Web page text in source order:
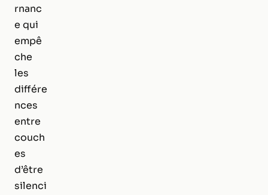
rnanc
e qui
empê
che
les
différe
nces
entre
couch
es
d’être
silenci